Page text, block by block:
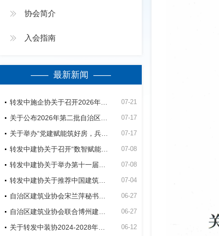
协会简介
入会指南
—— 最新新闻 ——
07-21
07-17
07-17
07-08
07-08
07-04
06-27
06-27
06-12